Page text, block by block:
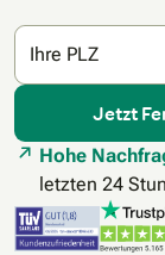
Ihre PLZ
Jetzt
Hohe
letzten 24